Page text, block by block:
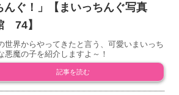
んぐ！」【まいっちんぐ写真
74】
世界からやってきたと言う、可愛いまいっち
悪魔の子を紹介しますよ～！
記事を読む